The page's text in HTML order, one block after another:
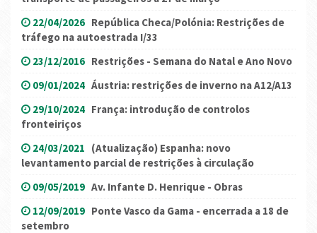
22/04/2026 República Checa/Polónia: Restrições de
tráfego na autoestrada I/33
23/12/2016 Restrições - Semana do Natal e Ano Novo
09/01/2024 Áustria: restrições de inverno na A12/A13
29/10/2024 França: introdução de controlos
fronteiriços
24/03/2021 (Atualização) Espanha: novo
levantamento parcial de restrições à circulação
09/05/2019 Av. Infante D. Henrique - Obras
12/09/2019 Ponte Vasco da Gama - encerrada a 18 de
setembro